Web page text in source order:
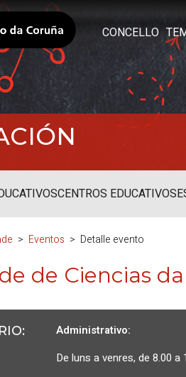
CONCELLO
CENTROS EDUCATIVOS
Eventos Detalle evento
de Ciencias
:
Administrativo:
De luns a venres, de 8.00 a